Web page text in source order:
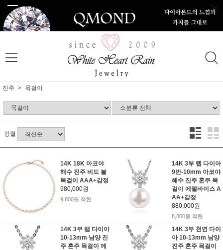
진주 목걸이
정렬
14K 18K 아코야
해수 진주 비드 볼
목걸이 AAA+감정
980,000원
9,800원 적립
14K 3부 랩 다이아
9반-10mm 아코야
해수 진주 혼주 목
걸이 에델바이스 A
AA+감정
880,000원
8,800원 적립
14K 3부 랩 다이아
10-13mm 남양 진
주 혼주 목걸이 에
14K 3부 천연 다이
아 10-13mm 남양
진주 혼주 목걸이